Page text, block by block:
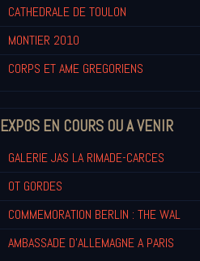
CATHEDRALE DE TOULON
MONTIER 2010
CORPS ET AME GREGORIENS
EXPOS EN COURS OU A VENIR
GALERIE JAS LA RIMADE-CARCES
OT GORDES
COMMEMORATION BERLIN : THE WAL
AMBASSADE D'ALLEMAGNE A PARIS